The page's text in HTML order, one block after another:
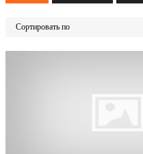
Сортировать по